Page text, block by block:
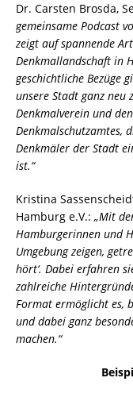
Dr. Carsten Brosda,
gemeinsame Podcast
zeigt auf spannende
Denkmallandschaft in
geschichtliche Bezüge
unsere Stadt ganz neu
Denkmalverein und
Denkmalschutzamtes,
Denkmäler der Stadt
ist.“
Kristina
Hamburg e.V.: „Mit
Hamburgerinnen und
Umgebung zeigen,
hört‘. Dabei erfahren
zahlreiche
Format ermöglicht es,
und dabei ganz
machen.“